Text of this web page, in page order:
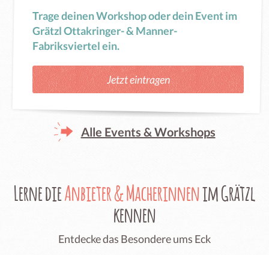
Trage deinen Workshop oder dein Event im
Grätzl Ottakringer- & Manner-
Fabriksviertel ein.
Jetzt eintragen
Alle Events & Workshops
Lerne dieAnbieter & Macherinnenim Grätzl
kennen
Entdecke das Besondere ums Eck